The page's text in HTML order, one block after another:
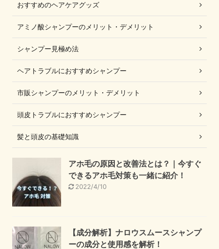
おすすめのヘアケアグッズ
アミノ酸シャンプーのメリット・デメリット
シャンプー見極め法
ヘアトラブルにおすすめシャンプー
市販シャンプーのメリット・デメリット
頭皮トラブルにおすすめシャンプー
髪と頭皮の基礎知識
アホ毛の原因と改善法とは？｜今すぐ
できるアホ毛対策も一緒に紹介！
2022/4/10
【成分解析】ナロウスムースシャンプ
ーの成分と使用感を解析！